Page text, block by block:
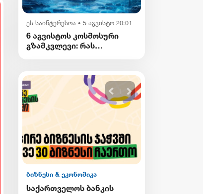
ეს საინტერესოა • 5 აგვისტო 20:01
6 აგვისტოს კოსმოსური
გზამკვლევი: რას
ბიზნესი & ეკონომიკა
საქართველოს ბანკის